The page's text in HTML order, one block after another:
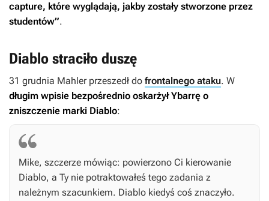
capture, które wyglądają, jakby zostały stworzone przez
studentów”.
Diablo straciło duszę
31 grudnia Mahler przeszedł do frontalnego ataku. W
długim wpisie bezpośrednio oskarżył Ybarrę o
zniszczenie marki Diablo:
Mike, szczerze mówiąc: powierzono Ci kierowanie
Diablo, a Ty nie potraktowałeś tego zadania z
należnym szacunkiem. Diablo kiedyś coś znaczyło.